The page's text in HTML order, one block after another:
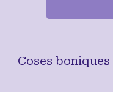
Coses boniques